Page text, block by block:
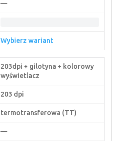
—
Wybierz wariant
203dpi + gilotyna + kolorowy
wyświetlacz
203 dpi
termotransferowa (TT)
—